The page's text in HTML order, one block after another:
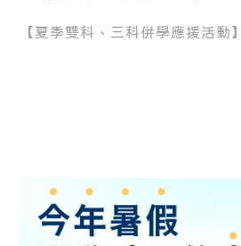
【夏季雙科、三科併學應援活動】